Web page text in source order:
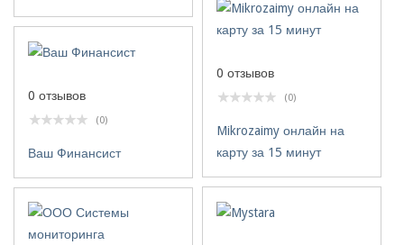
0 отзывов
(0)
Mikrozaimy онлайн на
карту за 15 минут
0 отзывов
(0)
Ваш Финансист